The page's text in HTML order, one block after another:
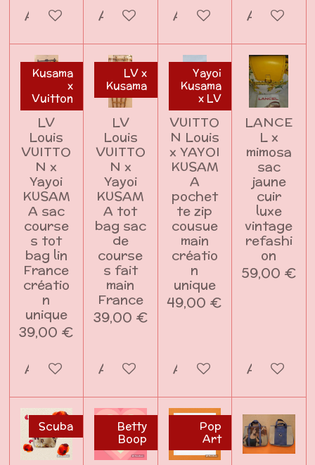
Ajouter au panierAjouter au panierAjouter au panier
Ajouter
Kusama
x
Vuitton
LV
Louis
VUITTO
N x
Yayoi
KUSAM
A sac
course
s tot
bag lin
France
créatio
n
unique
39,00 €
Ajouter au panier
LV x
Kusama
LV
Louis
VUITTO
N x
Yayoi
KUSAM
A tot
bag sac
de
course
s fait
main
France
39,00 €
Ajouter au panier
Yayoi
Kusama
x LV
VUITTO
N Louis
x YAYOI
KUSAM
A
pochet
te zip
cousue
main
créatio
n
unique
49,00 €
Ajouter au panier
LANCE
L x
mimosa
sac
jaune
cuir
luxe
vintage
refashi
on
59,00 €
Ajouter
Scuba
Betty
Boop
Pop
Art